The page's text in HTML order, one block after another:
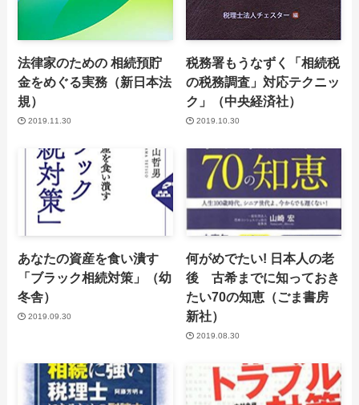
法律家のための 相続預貯
金をめぐる実務（新日本法
規）
2019.11.30
税務署もうなずく「相続税
の税務調査」対応テクニッ
ク」（中央経済社）
2019.10.30
あなたの資産を食い潰す
「ブラック相続対策」（幼
冬舎）
2019.09.30
何がめでたい! 日本人の老
後 古希までに知っておき
たい70の知恵（ごま書房
新社）
2019.08.30